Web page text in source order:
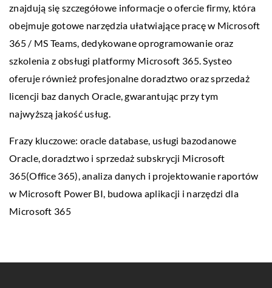
znajdują się szczegółowe informacje o ofercie firmy, która
obejmuje gotowe narzędzia ułatwiające pracę w Microsoft
365 / MS Teams, dedykowane oprogramowanie oraz
szkolenia z obsługi platformy Microsoft 365. Systeo
oferuje również profesjonalne doradztwo oraz sprzedaż
licencji baz danych Oracle, gwarantując przy tym
najwyższą jakość usług.
Frazy kluczowe: oracle database, usługi bazodanowe
Oracle, doradztwo i sprzedaż subskrycji Microsoft
365(Office 365), analiza danych i projektowanie raportów
w Microsoft Power BI, budowa aplikacji i narzędzi dla
Microsoft 365